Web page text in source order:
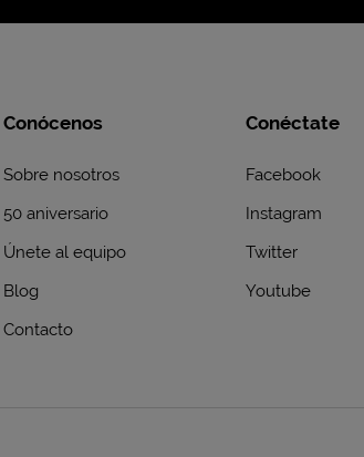
Conócenos
Sobre nosotros
50 aniversario
Únete al equipo
Blog
Contacto
Conéctate
Facebook
Instagram
Twitter
Youtube